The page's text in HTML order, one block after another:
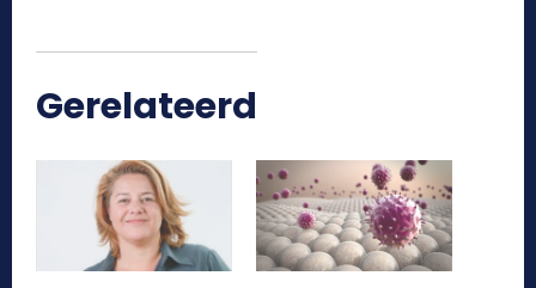
Gerelateerd